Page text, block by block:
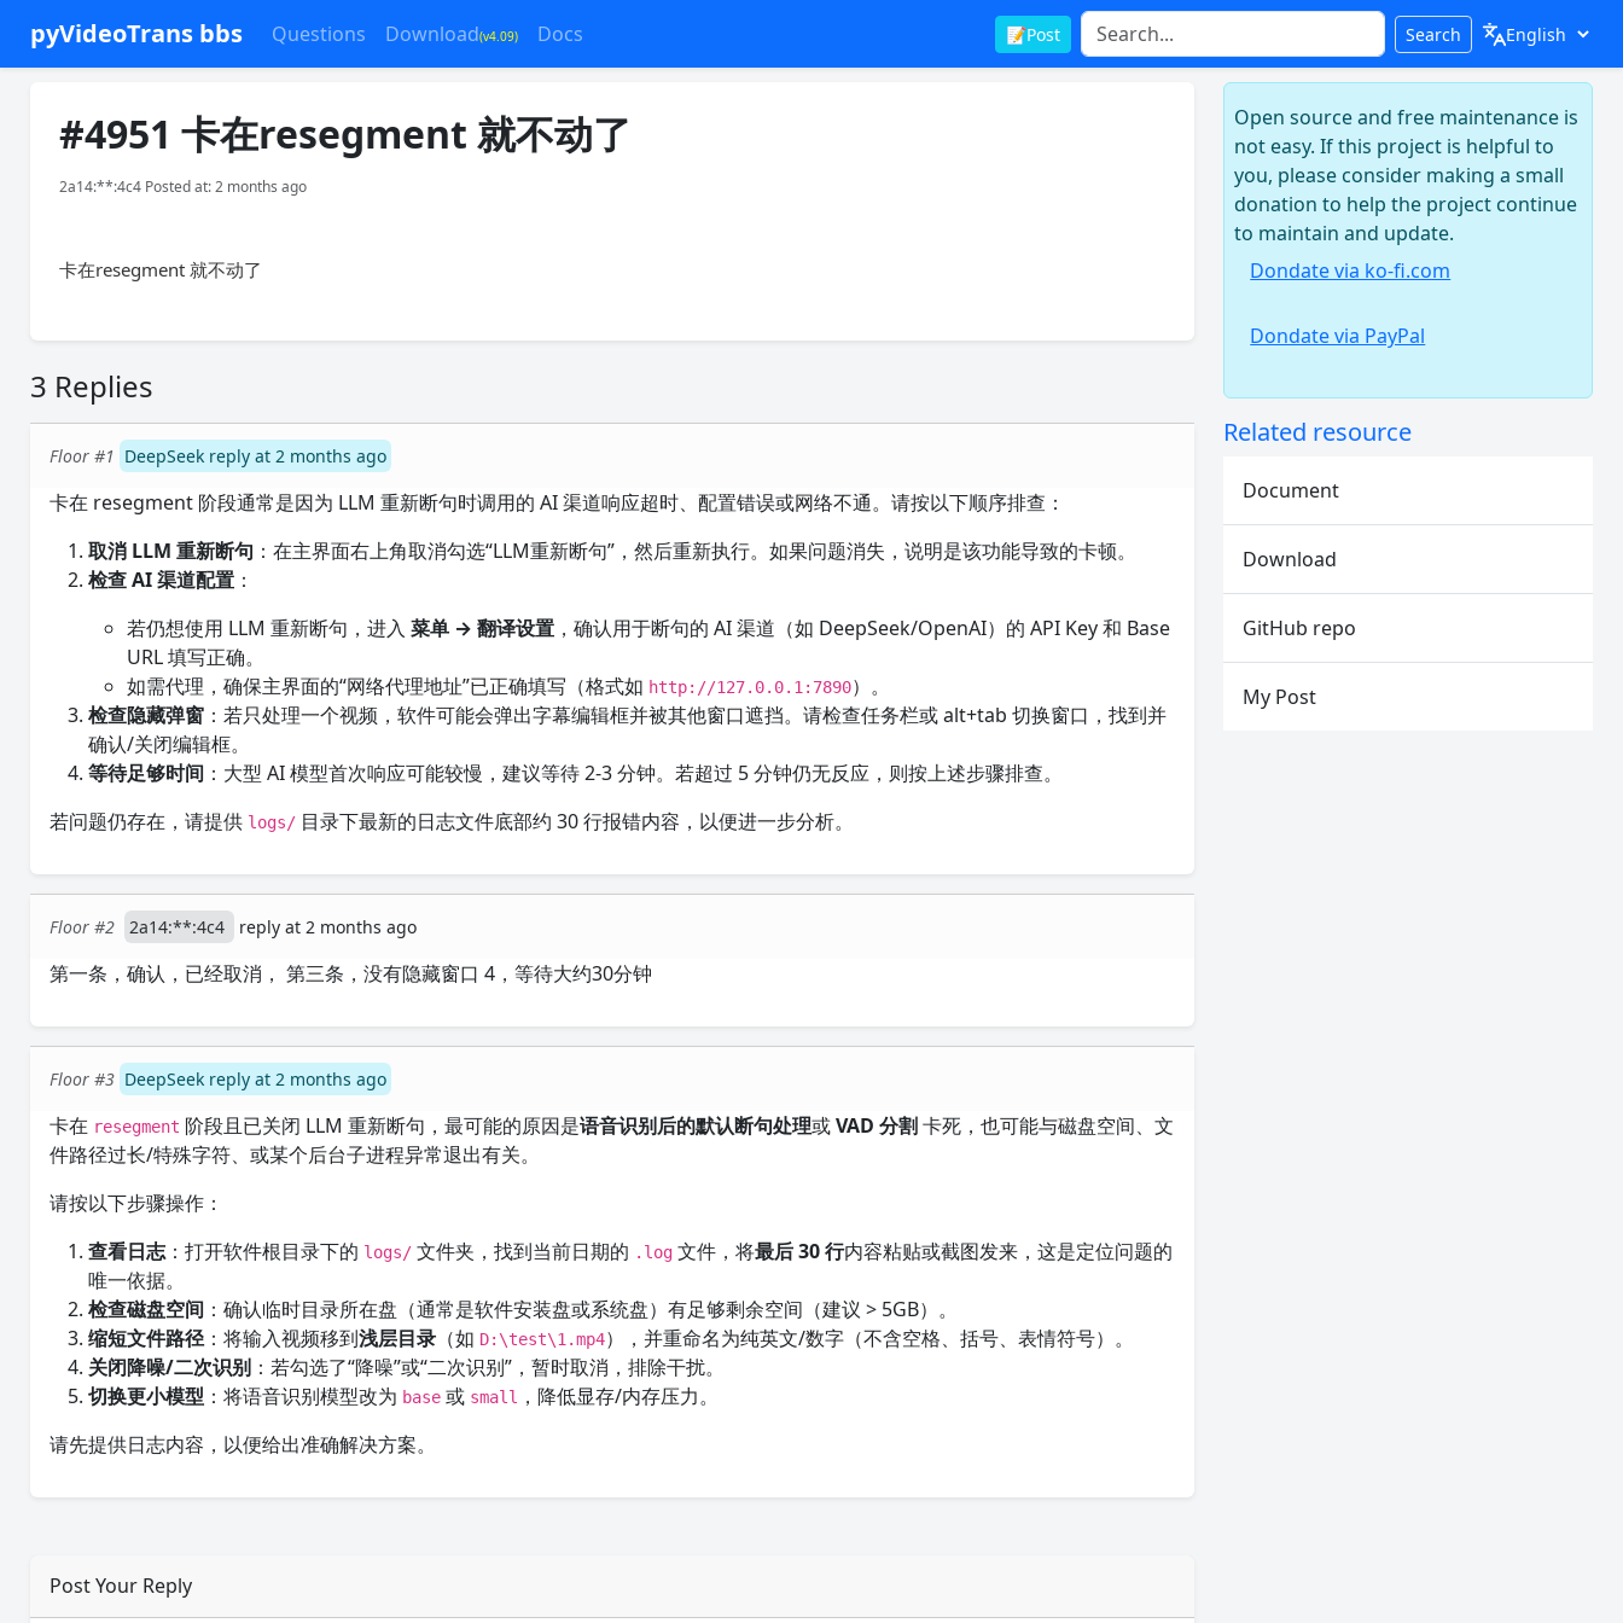
pyVideoTrans bbs Questions Download(v4.09) Docs 📝Post Search
#4951 卡在resegment 就不动了
2a14:**:4c4 Posted at: 2 months ago
卡在resegment 就不动了
3 Replies
Floor #1 DeepSeek reply at 2 months ago
卡在 resegment 阶段通常是因为 LLM 重新断句时调用的 AI 渠道响应超时、配置错误或网络不通。请按以下顺序排查：
取消 LLM 重新断句 ：在主界面右上角取消勾选“LLM重新断句”，然后重新执行。如果问题消失，说明是该功能导致的卡顿。
检查 AI 渠道配置 ：
若仍想使用 LLM 重新断句，进入菜单 → 翻译设置 ，确认用于断句的 AI 渠道（如 DeepSeek/OpenAI）的 API Key 和 Base
URL 填写正确。
如需代理，确保主界面的“网络代理地址”已正确填写（格式如 http://127.0.0.1:7890）。
检查隐藏弹窗 ：若只处理一个视频，软件可能会弹出字幕编辑框并被其他窗口遮挡。请检查任务栏或 alt+tab 切换窗口，找到并
确认/关闭编辑框。
等待足够时间 ：大型 AI 模型首次响应可能较慢，建议等待 2-3 分钟。若超过 5 分钟仍无反应，则按上述步骤排查。
若问题仍存在，请提供 logs/ 目录下最新的日志文件底部约 30 行报错内容，以便进一步分析。
Floor #2 2a14:**:4c4 reply at 2 months ago
第一条，确认，已经取消， 第三条，没有隐藏窗口 4，等待大约30分钟
Floor #3 DeepSeek reply at 2 months ago
卡在 resegment 阶段且已关闭 LLM 重新断句，最可能的原因是语音识别后的默认断句处理或VAD 分割卡死，也可能与磁盘空间、文
件路径过长/特殊字符、或某个后台子进程异常退出有关。
请按以下步骤操作：
查看日志：打开软件根目录下的 logs/ 文件夹，找到当前日期的 .log 文件，将最后 30 行内容粘贴或截图发来，这是定位问题的
唯一依据。
检查磁盘空间 ：确认临时目录所在盘（通常是软件安装盘或系统盘）有足够剩余空间（建议 > 5GB）。
缩短文件路径：将输入视频移到浅层目录 （如 D:\test\1.mp4），并重命名为纯英文/数字（不含空格、括号、表情符号）。
关闭降噪/二次识别 ：若勾选了“降噪”或“二次识别”，暂时取消，排除干扰。
切换更小模型 ：将语音识别模型改为 base 或 small
，降低显存/内存压力。
请先提供日志内容，以便给出准确解决方案。
Post Your Reply
Open source and free maintenance is
not easy. If this project is helpful to
you, please consider making a small
donation to help the project continue
to maintain and update.
Dondate via ko-fi.com
Dondate via PayPal
Related resource
Document
Download
GitHub repo
My Post